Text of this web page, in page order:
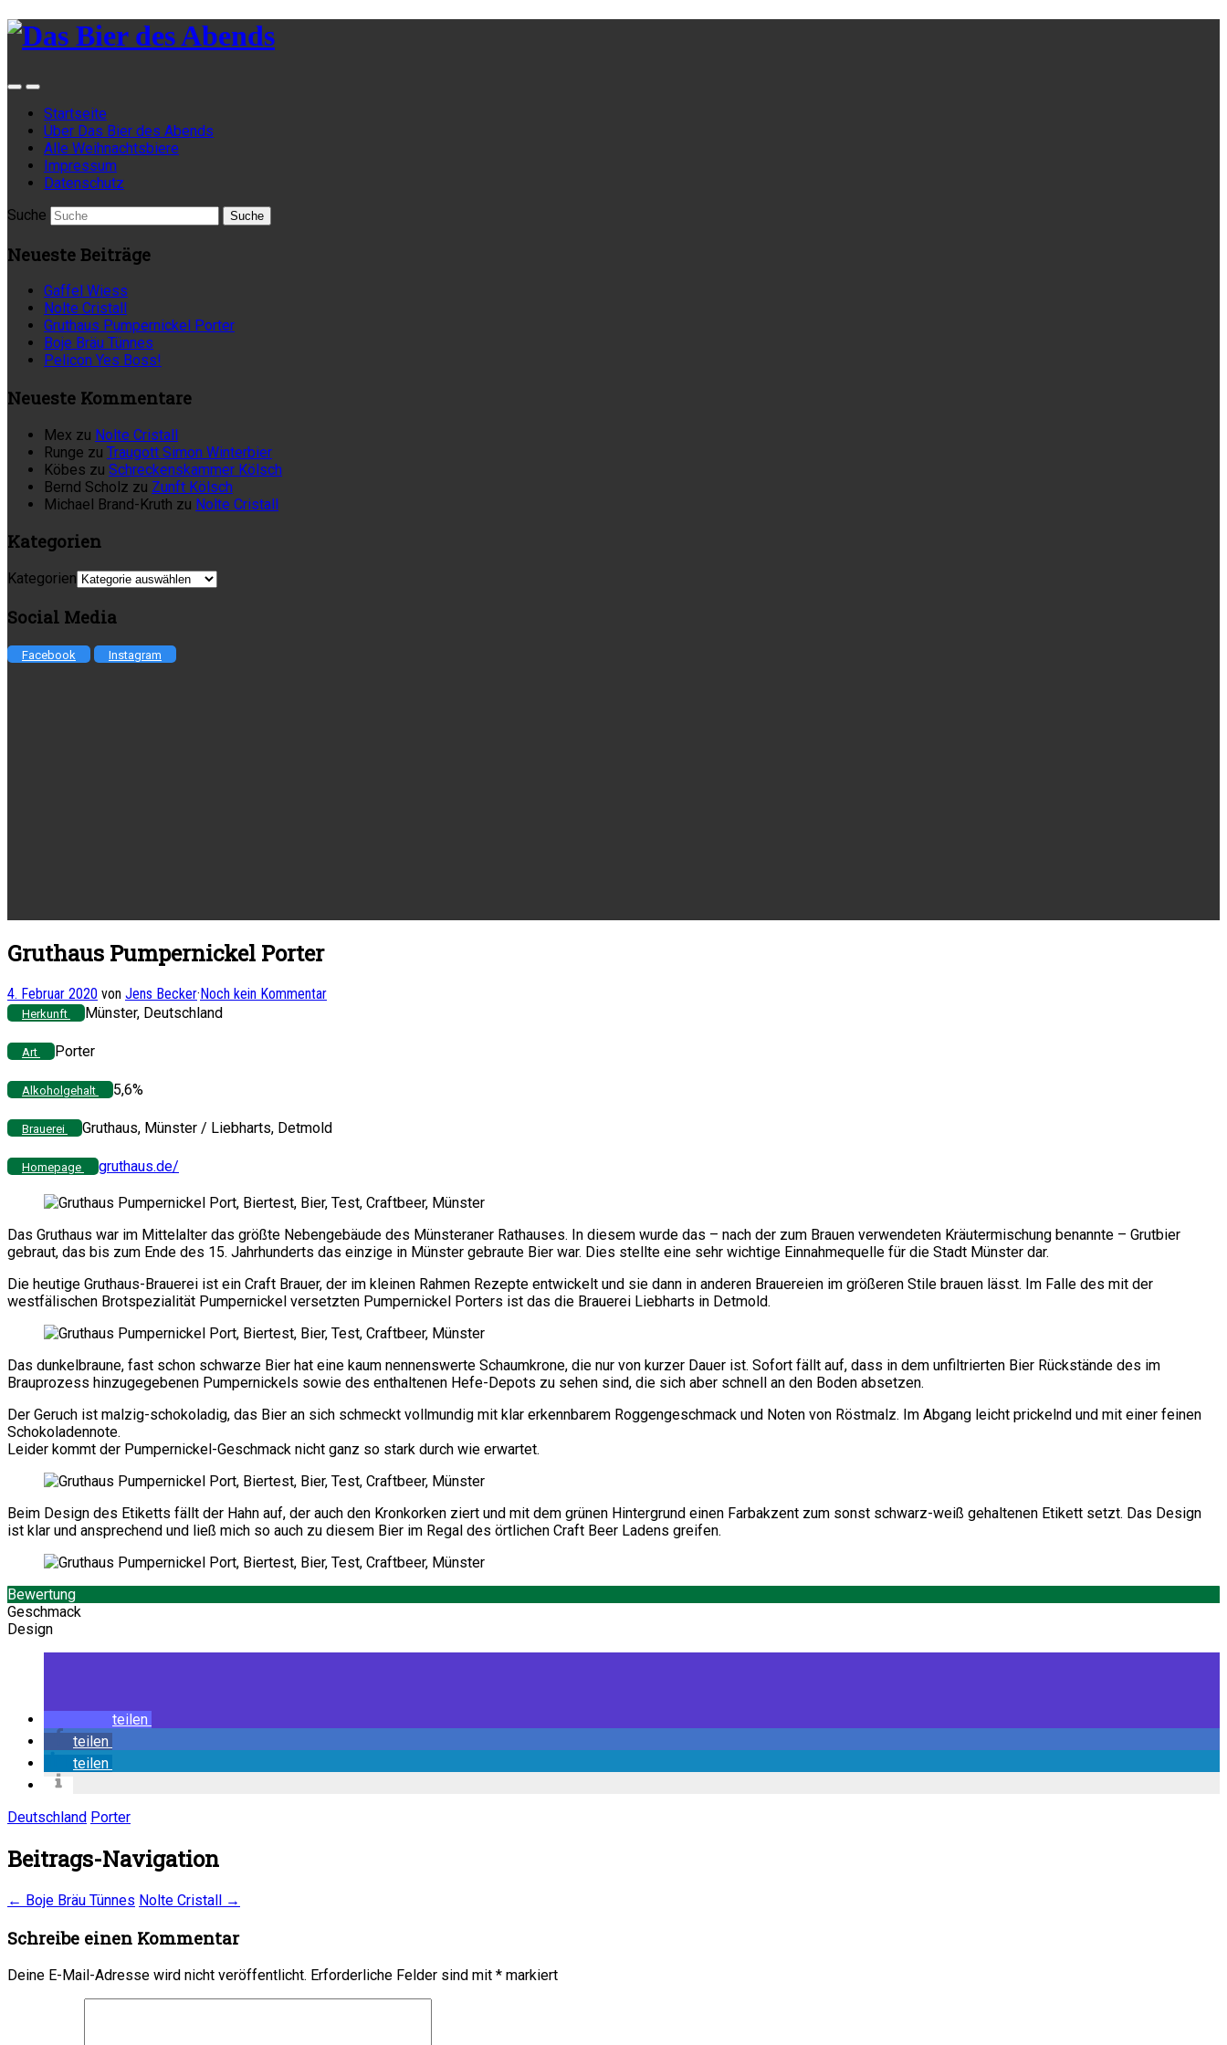
Startseite
Über Das Bier des Abends
Alle Weihnachtsbiere
Impressum
Datenschutz
Suche
Neueste Beiträge
Gaffel Wiess
Nolte Cristall
Gruthaus Pumpernickel Porter
Boje Bräu Tünnes
Pelicon Yes Boss!
Neueste Kommentare
Mex zu Nolte Cristall
Runge zu Traugott Simon Winterbier
Köbes zu Schreckenskammer Kölsch
Bernd Scholz zu Zunft Kölsch
Michael Brand-Kruth zu Nolte Cristall
Kategorien
Kategorien
Social Media
Facebook Instagram
Gruthaus Pumpernickel Porter
4. Februar 2020 von Jens Becker· Noch kein Kommentar
Herkunft Münster, Deutschland
Art Porter
Alkoholgehalt 5,6%
Brauerei Gruthaus, Münster / Liebharts, Detmold
Homepage gruthaus.de/
Das Gruthaus war im Mittelalter das größte Nebengebäude des Münsteraner Rathauses. In diesem wurde das – nach der zum Brauen verwendeten Kräutermischung benannte – Grutbier
gebraut, das bis zum Ende des 15. Jahrhunderts das einzige in Münster gebraute Bier war. Dies stellte eine sehr wichtige Einnahmequelle für die Stadt Münster dar.
Die heutige Gruthaus-Brauerei ist ein Craft Brauer, der im kleinen Rahmen Rezepte entwickelt und sie dann in anderen Brauereien im größeren Stile brauen lässt. Im Falle des mit der
westfälischen Brotspezialität Pumpernickel versetzten Pumpernickel Porters ist das die Brauerei Liebharts in Detmold.
Das dunkelbraune, fast schon schwarze Bier hat eine kaum nennenswerte Schaumkrone, die nur von kurzer Dauer ist. Sofort fällt auf, dass in dem unfiltrierten Bier Rückstände des im
Brauprozess hinzugegebenen Pumpernickels sowie des enthaltenen Hefe-Depots zu sehen sind, die sich aber schnell an den Boden absetzen.
Der Geruch ist malzig-schokoladig, das Bier an sich schmeckt vollmundig mit klar erkennbarem Roggengeschmack und Noten von Röstmalz. Im Abgang leicht prickelnd und mit einer feinen
Schokoladennote.
Leider kommt der Pumpernickel-Geschmack nicht ganz so stark durch wie erwartet.
Beim Design des Etiketts fällt der Hahn auf, der auch den Kronkorken ziert und mit dem grünen Hintergrund einen Farbakzent zum sonst schwarz-weiß gehaltenen Etikett setzt. Das Design
ist klar und ansprechend und ließ mich so auch zu diesem Bier im Regal des örtlichen Craft Beer Ladens greifen.
Bewertung
Geschmack
Design
teilen
teilen
teilen
Deutschland Porter
Beitrags-Navigation
← Boje Bräu Tünnes Nolte Cristall →
Schreibe einen Kommentar
Deine E-Mail-Adresse wird nicht veröffentlicht. Erforderliche Felder sind mit * markiert